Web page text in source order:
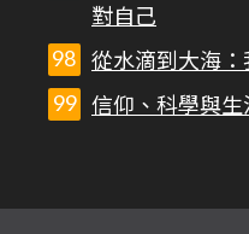
對自己
從水滴到大海
信仰、科學與